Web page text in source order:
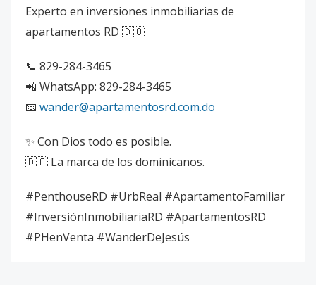
Experto en inversiones inmobiliarias de
apartamentos RD 🇩🇴
📞 829-284-3465
📲 WhatsApp: 829-284-3465
📧 wander@apartamentosrd.com.do
✨ Con Dios todo es posible.
🇩🇴 La marca de los dominicanos.
#PenthouseRD #UrbReal #ApartamentoFamiliar
#InversiónInmobiliariaRD #ApartamentosRD
#PHenVenta #WanderDeJesús